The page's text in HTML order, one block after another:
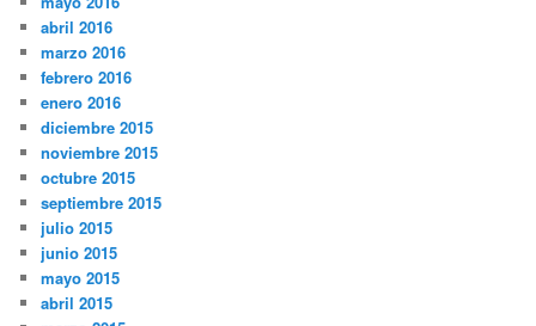
abril 2016
marzo 2016
febrero 2016
enero 2016
diciembre 2015
noviembre 2015
octubre 2015
septiembre 2015
julio 2015
junio 2015
mayo 2015
abril 2015